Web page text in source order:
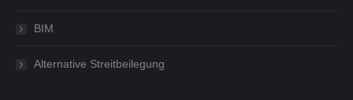
BIM
Alternative Streitbeilegung